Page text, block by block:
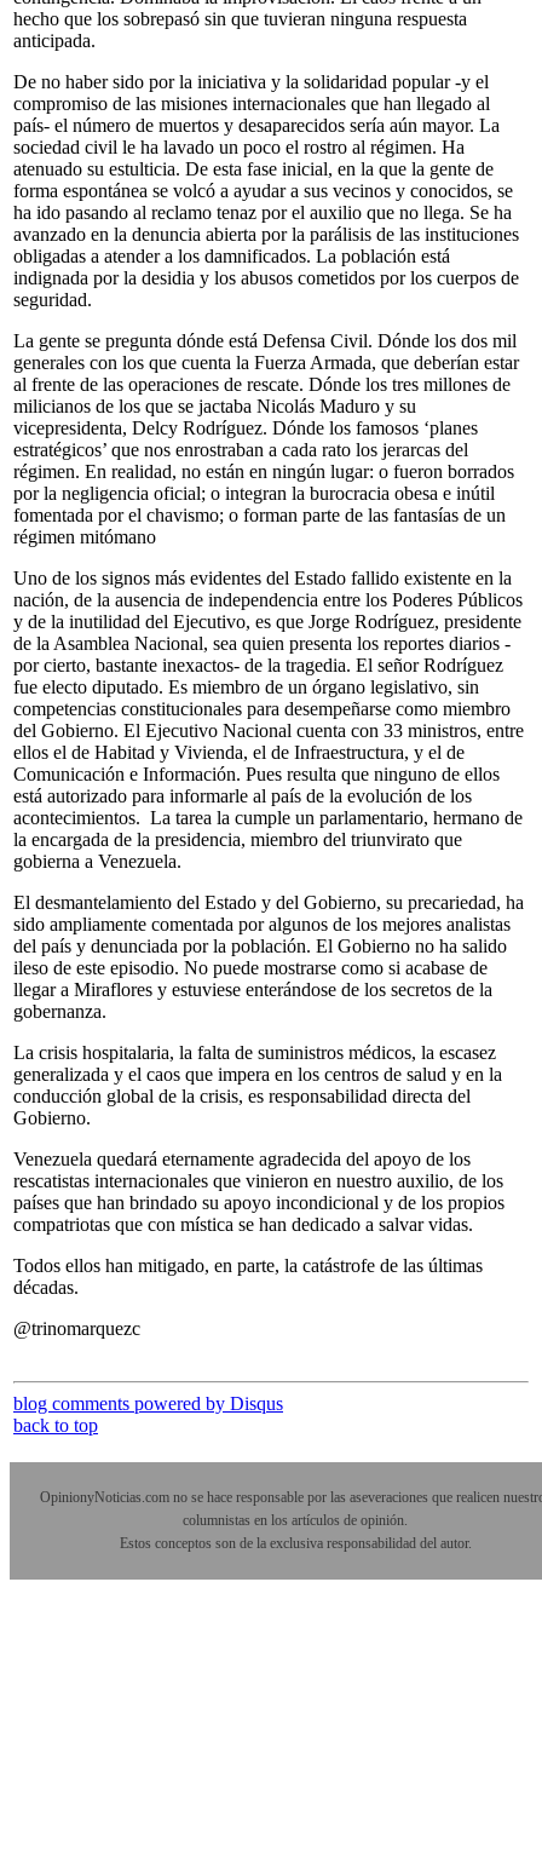
hecho que los sobrepasó sin que tuvieran ninguna respuesta
anticipada.
De no haber sido por la iniciativa y la solidaridad popular -y el
compromiso de las misiones internacionales que han llegado al
país- el número de muertos y desaparecidos sería aún mayor. La
sociedad civil le ha lavado un poco el rostro al régimen. Ha
atenuado su estulticia. De esta fase inicial, en la que la gente de
forma espontánea se volcó a ayudar a sus vecinos y conocidos, se
ha ido pasando al reclamo tenaz por el auxilio que no llega. Se ha
avanzado en la denuncia abierta por la parálisis de las instituciones
obligadas a atender a los damnificados. La población está
indignada por la desidia y los abusos cometidos por los cuerpos de
seguridad.
La gente se pregunta dónde está Defensa Civil. Dónde los dos mil
generales con los que cuenta la Fuerza Armada, que deberían estar
al frente de las operaciones de rescate. Dónde los tres millones de
milicianos de los que se jactaba Nicolás Maduro y su
vicepresidenta, Delcy Rodríguez. Dónde los famosos ‘planes
estratégicos’ que nos enrostraban a cada rato los jerarcas del
régimen. En realidad, no están en ningún lugar: o fueron borrados
por la negligencia oficial; o integran la burocracia obesa e inútil
fomentada por el chavismo; o forman parte de las fantasías de un
régimen mitómano
Uno de los signos más evidentes del Estado fallido existente en la
nación, de la ausencia de independencia entre los Poderes Públicos
y de la inutilidad del Ejecutivo, es que Jorge Rodríguez, presidente
de la Asamblea Nacional, sea quien presenta los reportes diarios -
por cierto, bastante inexactos- de la tragedia. El señor Rodríguez
fue electo diputado. Es miembro de un órgano legislativo, sin
competencias constitucionales para desempeñarse como miembro
del Gobierno. El Ejecutivo Nacional cuenta con 33 ministros, entre
ellos el de Habitad y Vivienda, el de Infraestructura, y el de
Comunicación e Información. Pues resulta que ninguno de ellos
está autorizado para informarle al país de la evolución de los
acontecimientos. La tarea la cumple un parlamentario, hermano de
la encargada de la presidencia, miembro del triunvirato que
gobierna a Venezuela.
El desmantelamiento del Estado y del Gobierno, su precariedad, ha
sido ampliamente comentada por algunos de los mejores analistas
del país y denunciada por la población. El Gobierno no ha salido
ileso de este episodio. No puede mostrarse como si acabase de
llegar a Miraflores y estuviese enterándose de los secretos de la
gobernanza.
La crisis hospitalaria, la falta de suministros médicos, la escasez
generalizada y el caos que impera en los centros de salud y en la
conducción global de la crisis, es responsabilidad directa del
Gobierno.
Venezuela quedará eternamente agradecida del apoyo de los
rescatistas internacionales que vinieron en nuestro auxilio, de los
países que han brindado su apoyo incondicional y de los propios
compatriotas que con mística se han dedicado a salvar vidas.
Todos ellos han mitigado, en parte, la catástrofe de las últimas
décadas.
@trinomarquezc
blog comments powered by Disqus
back to top
OpinionyNoticias.com no se hace responsable por las aseveraciones que realicen
columnistas en los artículos de opinión.
Estos conceptos son de la exclusiva responsabilidad del autor.